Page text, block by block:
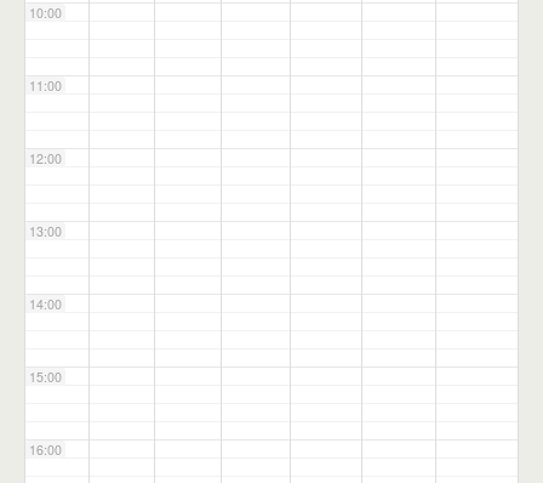
10:00
11:00
12:00
13:00
14:00
15:00
16:00